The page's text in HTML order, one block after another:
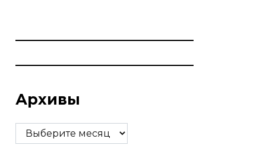
Архивы
Архивы